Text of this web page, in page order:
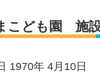
こども園 施
1970年 4月10日